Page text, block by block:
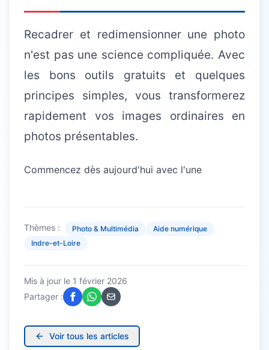
Recadrer et redimensionner une photo
n'est pas une science compliquée. Avec
les bons outils gratuits et quelques
principes simples, vous transformerez
rapidement vos images ordinaires en
photos présentables.
Commencez dès aujourd'hui avec l'une
Thèmes : Photo & Multimédia
Aide numérique
Indre-et-Loire
Mis à jour le 1 février 2026
Partager :
Voir tous les articles